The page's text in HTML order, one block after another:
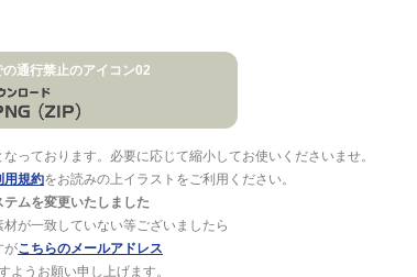
通行禁止のアイコン02
っております。必要に応じて縮小してお使いくださいませ。
用規約をお読みの上イラストをご利用ください。
ムを変更いたしました
が一致していない等ございましたら
がこちらのメールアドレス
ようお願い申し上げます。